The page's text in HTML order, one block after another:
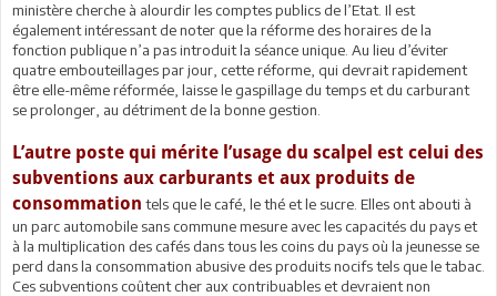
ministère cherche à alourdir les comptes publics de l’Etat. Il est
également intéressant de noter que la réforme des horaires de la
fonction publique n’a pas introduit la séance unique. Au lieu d’éviter
quatre embouteillages par jour, cette réforme, qui devrait rapidement
être elle-même réformée, laisse le gaspillage du temps et du carburant
se prolonger, au détriment de la bonne gestion.
L’autre poste qui mérite l’usage du scalpel est celui des
subventions aux carburants et aux produits de
consommation tels que le café, le thé et le sucre. Elles ont abouti à
un parc automobile sans commune mesure avec les capacités du pays et
à la multiplication des cafés dans tous les coins du pays où la jeunesse se
perd dans la consommation abusive des produits nocifs tels que le tabac.
Ces subventions coûtent cher aux contribuables et devraient non